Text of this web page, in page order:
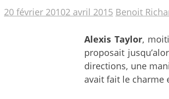
20 février 20102 avril 2015 Benoit
Alexis Taylor,
proposait
directions, une
avait fait le charme